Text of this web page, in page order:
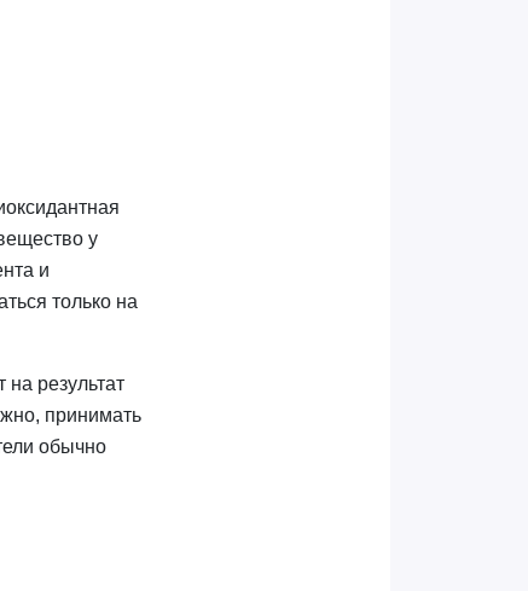
у
и
только на
результат
принимать
обычно